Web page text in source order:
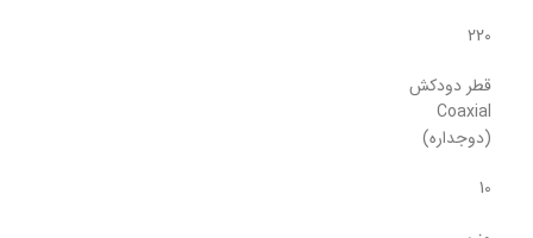
220
قطر دودکش
Coaxial
(دوجداره)
10